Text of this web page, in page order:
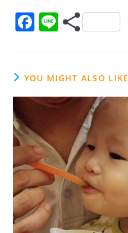
F
e
b
o
o
k
Li
YOU MIGHT ALSO LIKE